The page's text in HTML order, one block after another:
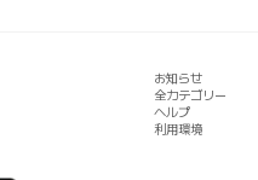
お知らせ
全カテゴリー
ヘルプ
利用環境